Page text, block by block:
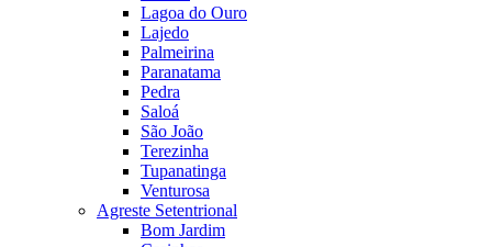
Lagoa do Ouro
Lajedo
Palmeirina
Paranatama
Pedra
Saloá
São João
Terezinha
Tupanatinga
Venturosa
Agreste Setentrional
Bom Jardim